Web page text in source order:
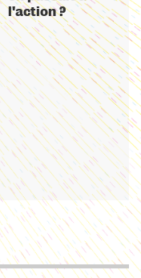
l'action ?